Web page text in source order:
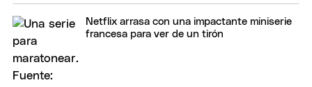
Netflix arrasa con una impactante miniserie
francesa para ver de un tirón